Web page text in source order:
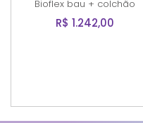
Bioflex bau + colchão
R$ 1.242,00